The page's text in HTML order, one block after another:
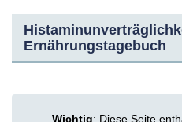
Ernährungstagebuch
Wichtig: Diese Seite